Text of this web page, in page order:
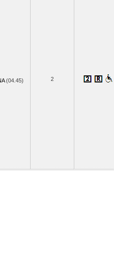
(04.45) 2